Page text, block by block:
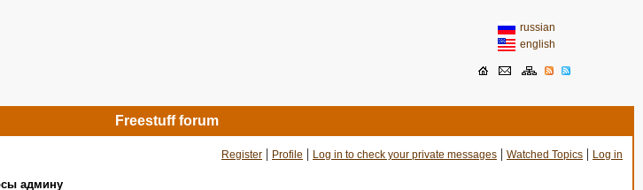
russian
english
Freestuff forum
Register | Profile | Log in to check your private messages | Watched Topics | Log in
админу